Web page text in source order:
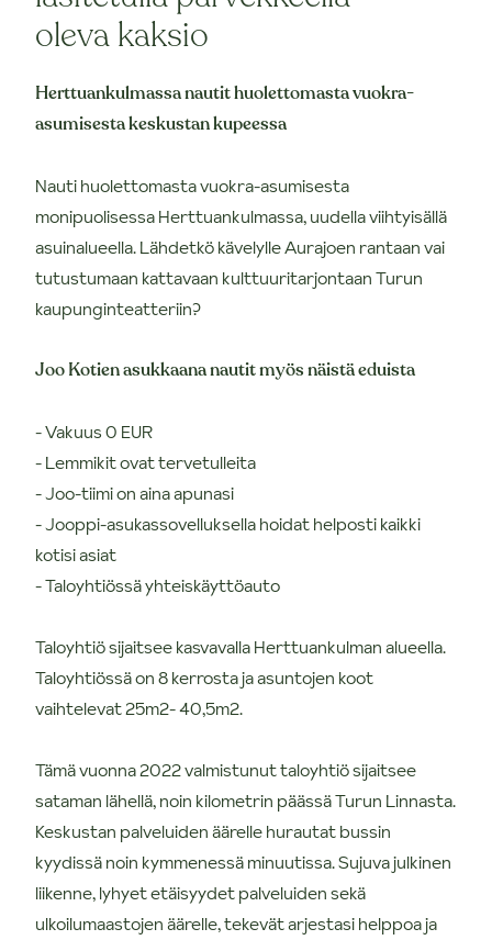
oleva kaksio
Herttuankulmassa nautit huolettomasta vuokra-
asumisesta keskustan kupeessa
Nauti huolettomasta vuokra-asumisesta
monipuolisessa Herttuankulmassa, uudella viihtyisällä
asuinalueella. Lähdetkö kävelylle Aurajoen rantaan vai
tutustumaan kattavaan kulttuuritarjontaan Turun
kaupunginteatteriin?
Joo Kotien asukkaana nautit myös näistä eduista
- Vakuus 0 EUR
- Lemmikit ovat tervetulleita
- Joo-tiimi on aina apunasi
- Jooppi-asukassovelluksella hoidat helposti kaikki
kotisi asiat
- Taloyhtiössä yhteiskäyttöauto
Taloyhtiö sijaitsee kasvavalla Herttuankulman alueella.
Taloyhtiössä on 8 kerrosta ja asuntojen koot
vaihtelevat 25m2- 40,5m2.
Tämä vuonna 2022 valmistunut taloyhtiö sijaitsee
sataman lähellä, noin kilometrin päässä Turun Linnasta.
Keskustan palveluiden äärelle hurautat bussin
kyydissä noin kymmenessä minuutissa. Sujuva julkinen
liikenne, lyhyet etäisyydet palveluiden sekä
ulkoilumaastojen äärelle, tekevät arjestasi helppoa ja